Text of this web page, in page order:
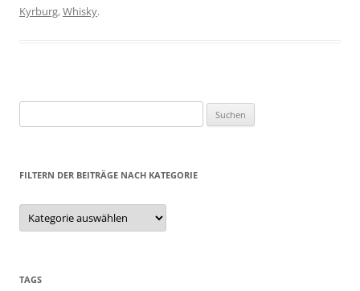
Kyrburg,Whisky.
nach:
FILTERN DER BEITRÄGE NACH KATEGORIE
Filtern
der
Beiträge
TAGS